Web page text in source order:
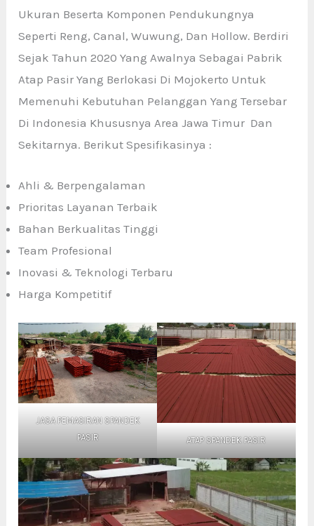
Ukuran Beserta Komponen Pendukungnya
Seperti Reng, Canal, Wuwung, Dan Hollow. Berdiri
Sejak Tahun 2020 Yang Awalnya Sebagai Pabrik
Atap Pasir Yang Berlokasi Di Mojokerto Untuk
Memenuhi Kebutuhan Pelanggan Yang Tersebar
Di Indonesia Khususnya Area Jawa Timur Dan
Sekitarnya. Berikut Spesifikasinya :
Ahli & Berpengalaman
Prioritas Layanan Terbaik
Bahan Berkualitas Tinggi
Team Profesional
Inovasi & Teknologi Terbaru
Harga Kompetitif
JASA PEMASIRAN SPANDEK
PASIR
ATAP SPANDEK PASIR